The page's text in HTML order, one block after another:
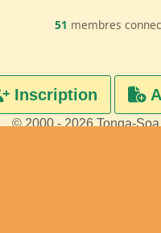
51 membres
Inscription
© 2000 - 2026 Tonga-